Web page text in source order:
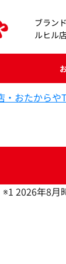
ブラン
ルヒル
・おたからや
※1 2026年8月